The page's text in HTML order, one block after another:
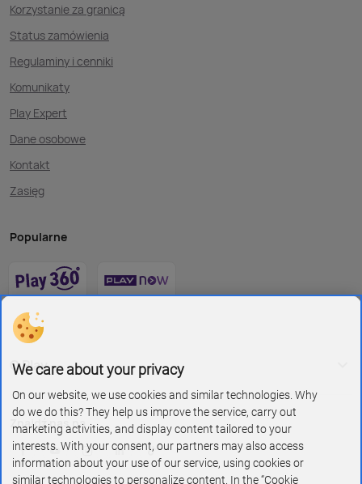
Korzystanie za granicą
Status zamówienia
Regulaminy i cenniki
Komunikaty
Play Expert
Dane osobowe
Kontakt
Zasięg
Popularne
O Play
Znajdź nas na
We care about your privacy
On our website, we use cookies and similar technologies. Why
do we do this? They help us improve the service, carry out
marketing activities, and display content tailored to your
interests. With your consent, our partners may also access
information about your use of our service, using cookies or
similar technologies to personalize content. In the “Cookie